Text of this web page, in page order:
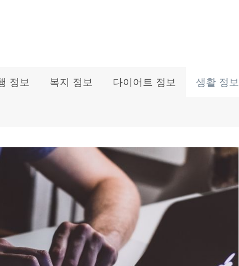
정보 복지 정보 다이어트 정보 생활 정보